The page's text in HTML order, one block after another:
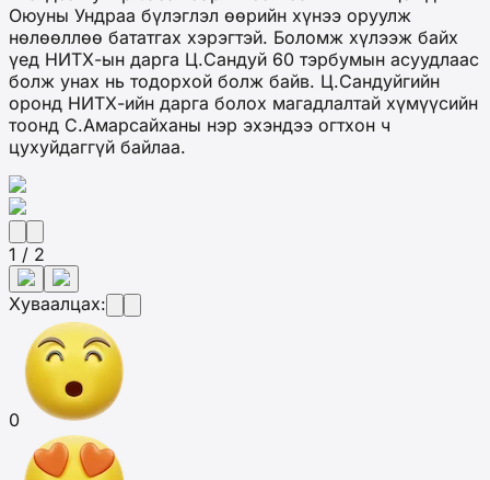
Оюуны Ундраа бүлэглэл өөрийн хүнээ оруулж
нөлөөллөө бататгах хэрэгтэй. Боломж хүлээж байх
үед НИТХ-ын дарга Ц.Сандуй 60 тэрбумын асуудлаас
болж унах нь тодорхой болж байв. Ц.Сандуйгийн
оронд НИТХ-ийн дарга болох магадлалтай хүмүүсийн
тоонд С.Амарсайханы нэр эхэндээ огтхон ч
цухуйдаггүй байлаа.
1 / 2
Хуваалцах:
0